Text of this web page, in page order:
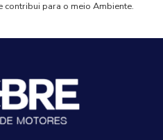
contribui para o meio Ambiente.